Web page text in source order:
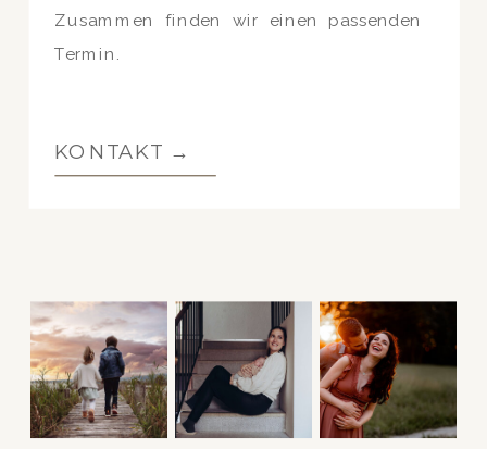
KONTAKT →
Zusammen finden wir einen passenden
Termin.